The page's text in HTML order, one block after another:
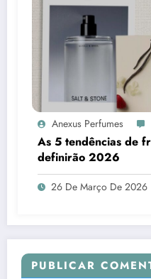
Anexus Perfumes
As 5 tendências de
definirão 2026
26 De Março De 2026
PUBLICAR